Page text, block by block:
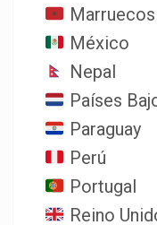
Marruecos
México
Nepal
Países
Paraguay
Perú
Portugal
Reino